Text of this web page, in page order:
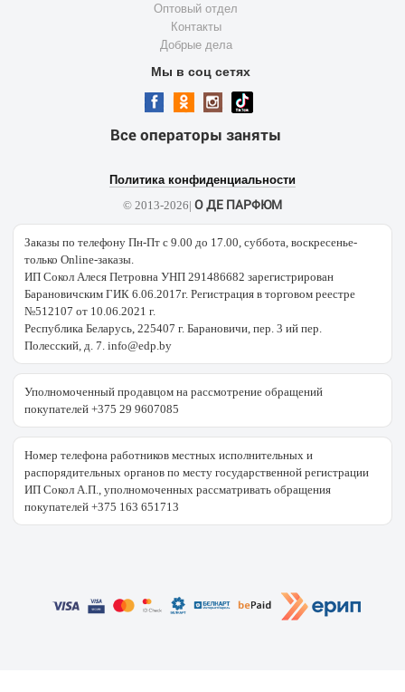
Оптовый отдел
Контакты
Добрые дела
Мы в соц сетях
Все операторы заняты
Политика конфиденциальности
© 2013-2026| О ДЕ ПАРФЮМ
Заказы по телефону Пн-Пт с 9.00 до 17.00, суббота, воскресенье-
только Online-заказы.
ИП Сокол Алеся Петровна УНП 291486682 зарегистрирован
Барановичским ГИК 6.06.2017г. Регистрация в торговом реестре
№512107 от 10.06.2021 г.
Республика Беларусь, 225407 г. Барановичи, пер. 3 ий пер.
Полесский, д. 7. info@edp.by
Уполномоченный продавцом на рассмотрение обращений
покупателей +375 29 9607085
Номер телефона работников местных исполнительных и
распорядительных органов по месту государственной регистрации
ИП Сокол А.П., уполномоченных рассматривать обращения
покупателей +375 163 651713